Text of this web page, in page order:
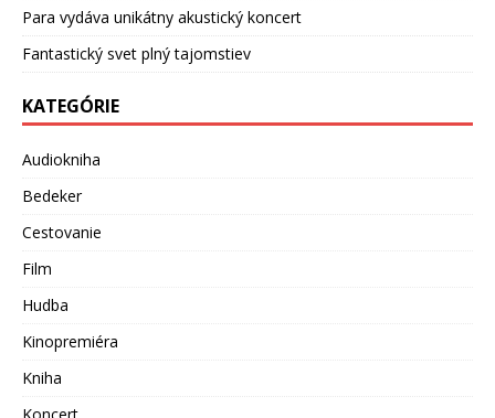
Para vydáva unikátny akustický koncert
Fantastický svet plný tajomstiev
KATEGÓRIE
Audiokniha
Bedeker
Cestovanie
Film
Hudba
Kinopremiéra
Kniha
Koncert